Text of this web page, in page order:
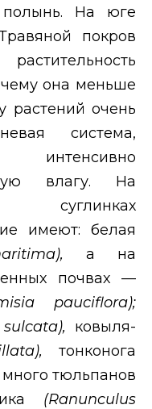
полынь. На юге
покров
чему она меньше
растений очень
система,
влагу. На
суглинках
имеют: белая
), а на
почвах —
pauciflora);
sulcata), ковыля-
),тонконога
тюльпанов
(Ranunculus